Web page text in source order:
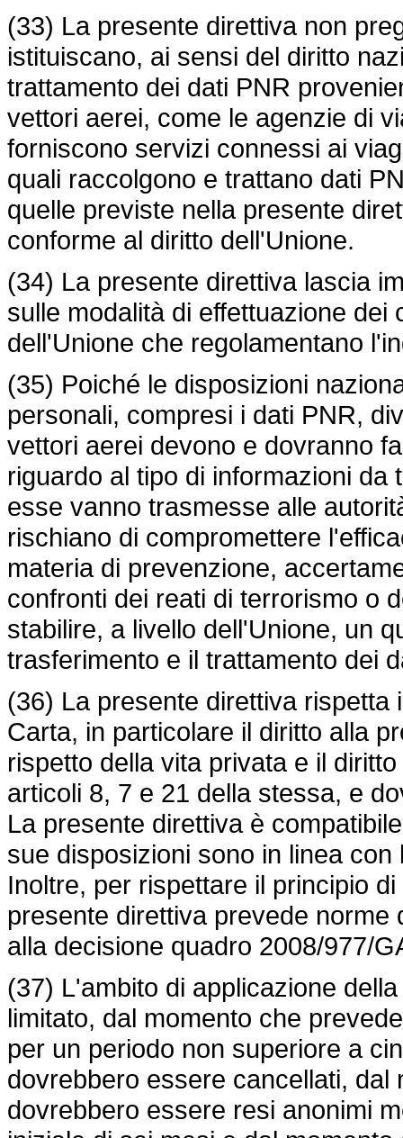
(33) La presente direttiva non
istituiscano, ai sensi del diritto
trattamento dei dati PNR
vettori aerei, come le agenzie di
forniscono servizi connessi ai
quali raccolgono e trattano dati
quelle previste nella presente
conforme al diritto dell'Unione.
(34) La presente direttiva lascia
sulle modalità di effettuazione
dell'Unione che regolamentano
(35) Poiché le disposizioni
personali, compresi i dati PNR,
vettori aerei devono e dovranno
riguardo al tipo di informazioni
esse vanno trasmesse alle
rischiano di compromettere
materia di prevenzione,
confronti dei reati di terrorismo o
stabilire, a livello dell'Unione, un
trasferimento e il trattamento dei
(36) La presente direttiva rispetta
Carta, in particolare il diritto alla
rispetto della vita privata e il
articoli 8, 7 e 21 della stessa, e
La presente direttiva è
sue disposizioni sono in linea
Inoltre, per rispettare il principio
presente direttiva prevede
alla decisione quadro 2008/977/
(37) L'ambito di applicazione
limitato, dal momento che
per un periodo non superiore a
dovrebbero essere cancellati,
dovrebbero essere resi anonimi